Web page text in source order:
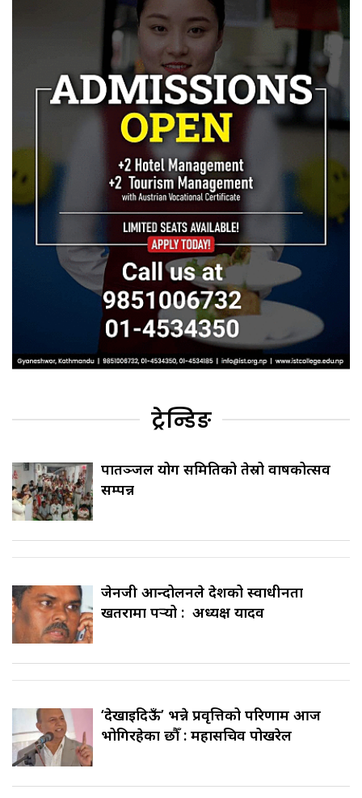
ट्रेन्डिङ
पातञ्जल योग समितिको तेस्रो वार्षिकोत्सव
सम्पन्न
जेनजी आन्दोलनले देशको स्वाधीनता
खतरामा पर्‍यो : अध्यक्ष यादव
‘देखाइदिऊँ’ भन्ने प्रवृत्तिको परिणाम आज
भोगिरहेका छौँ : महासचिव पोखरेल